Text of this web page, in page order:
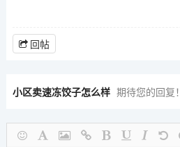
回帖
小区卖速冻饺子怎么样 期待您的回复！